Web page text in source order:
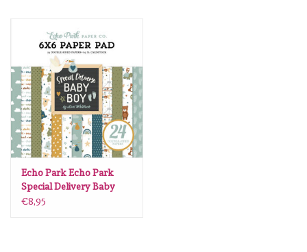
Dress My Craft
Uniquely Creative
Juffrouw Muis
Memorybox
Echo Park Echo Park
Special Delivery Baby
Boy 6 x6
€8,95